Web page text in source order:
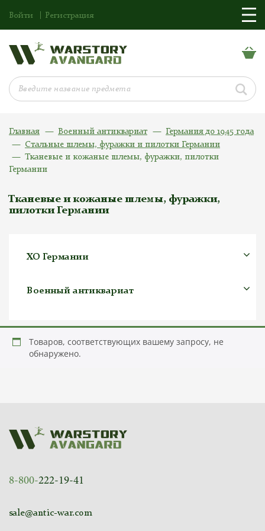
Войти Регистрация
Главная Военный антиквариат
Германия до 1945 года
Стальные шлемы, фуражки и пилотки Германии
Тканевые и кожаные шлемы, фуражки, пилотки
Германии
Тканевые и кожаные шлемы, фуражки,
пилотки Германии
ХО Германии
Военный антиквариат
Товаров, соответствующих вашему запросу, не
обнаружено.
8-800-222-19-41
sale@antic-war.com